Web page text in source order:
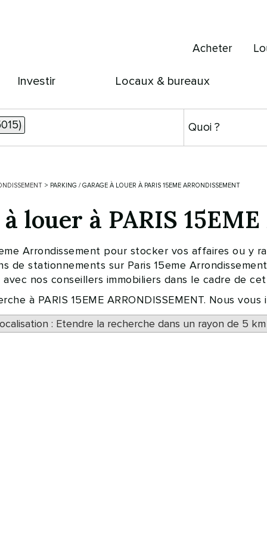
Acheter
Investir Locaux & bureaux
> PARKING / GARAGE À LOUER À PARIS 15EME ARRONDISSEMENT
louer à PARIS 15EME
Arrondissement pour stocker vos affaires ou y
de stationnements sur Paris 15eme
nos conseillers immobiliers dans le cadre de
à PARIS 15EME ARRONDISSEMENT. Nous
: Etendre la recherche dans un rayon de 5 km